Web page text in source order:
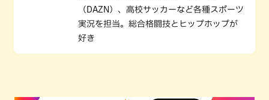
（DAZN）、高校サッカーなど各種スポーツ
実況を担当。総合格闘技とヒップホップが
好き